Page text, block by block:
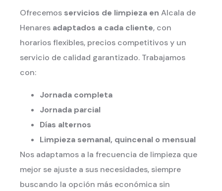
Ofrecemos servicios de limpieza en Alcala de
Henares adaptados a cada cliente, con
horarios flexibles, precios competitivos y un
servicio de calidad garantizado. Trabajamos
con:
Jornada completa
Jornada parcial
Días alternos
Limpieza semanal, quincenal o mensual
Nos adaptamos a la frecuencia de limpieza que
mejor se ajuste a sus necesidades, siempre
buscando la opción más económica sin